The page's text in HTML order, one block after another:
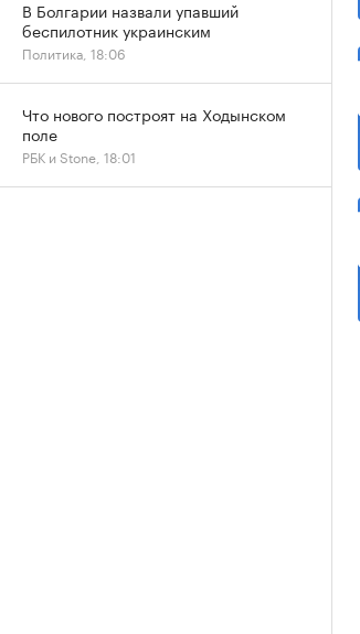
В Болгарии назвали упавший
беспилотник украинским
Политика, 18:06
Что нового построят на Ходынском
поле
РБК и Stone, 18:01